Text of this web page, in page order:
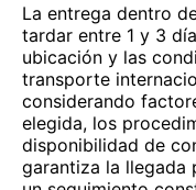
La entrega dentro
tardar entre 1 y 3
ubicación y las
transporte
considerando
elegida, los
disponibilidad de
garantiza la llegada